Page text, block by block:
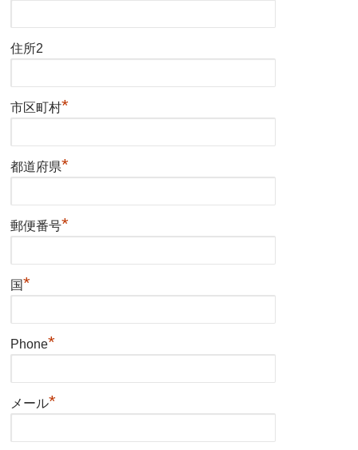
住所2
市区町村*
都道府県*
郵便番号*
国*
Phone*
メール*